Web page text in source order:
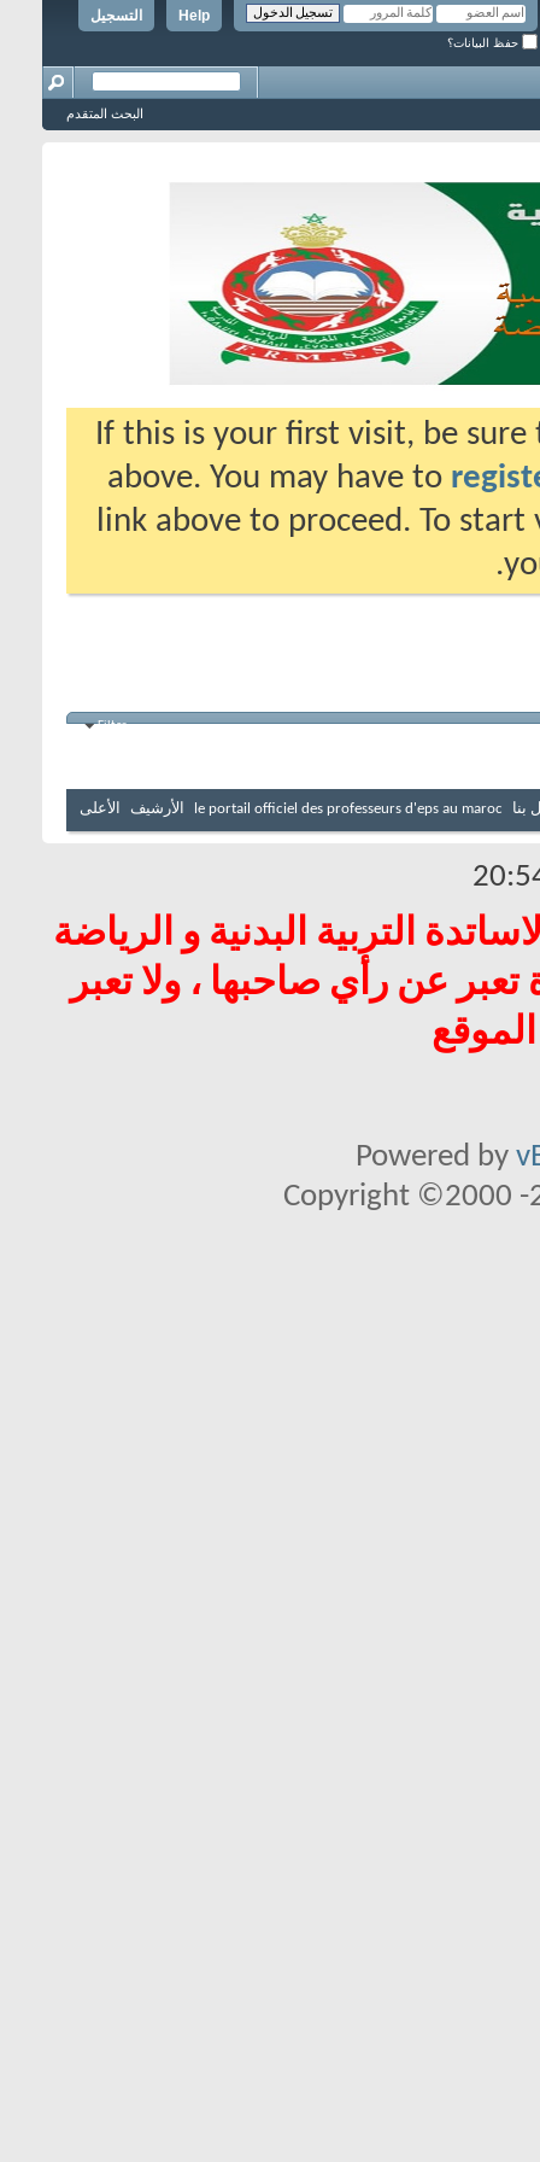
التسجيل Help
حفظ البيانات؟
البحث المتقدم
If this is your first visit, be
above. You may have to
link above to proceed. To
Filter
بنا le portail officiel des professeurs d'eps au maroc الأرشيف الأعلى
التربية البدنية و الرياضة
عن رأي صاحبها ، ولا تعبر
Powered by
Copyright ©2000 -